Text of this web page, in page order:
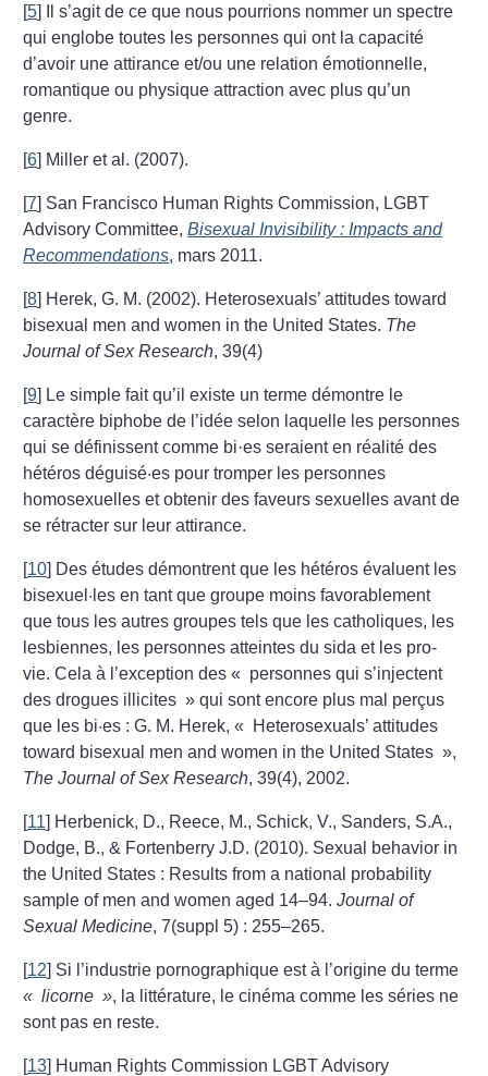
[5]
Il s’agit de ce que nous pourrions nommer un spectre
qui englobe toutes les personnes qui ont la capacité
d’avoir une attirance et/ou une relation émotionnelle,
romantique ou physique attraction avec plus qu’un
genre.
[6] Miller et al. (2007).
[7] San Francisco Human Rights Commission, LGBT
Advisory Committee,Bisexual Invisibility : Impacts and
Recommendations, mars 2011.
[8] Herek, G. M. (2002). Heterosexuals’ attitudes toward
bisexual men and women in the United States. The
Journal of Sex Research, 39(4)
[9] Le simple fait qu’il existe un terme démontre le
caractère biphobe de l’idée selon laquelle les personnes
qui se définissent comme bi·es seraient en réalité des
hétéros déguisé·es pour tromper les personnes
homosexuelles et obtenir des faveurs sexuelles avant de
se rétracter sur leur attirance.
[10] Des études démontrent que les hétéros évaluent les
bisexuel·les en tant que groupe moins favorablement
que tous les autres groupes tels que les catholiques, les
lesbiennes, les personnes atteintes du sida et les pro-
vie. Cela à l’exception des « personnes qui s’injectent
des drogues illicites » qui sont encore plus mal perçus
que les bi·es : G. M. Herek, «
Heterosexuals’ attitudes
toward bisexual men and women in the United States »,
The Journal of Sex Research, 39(4), 2002.
[11] Herbenick, D., Reece, M., Schick, V., Sanders, S.A.,
Dodge, B., & Fortenberry J.D. (2010). Sexual behavior in
the United States : Results from a national probability
sample of men and women aged 14–94.Journal of
Sexual Medicine, 7(suppl 5) : 255–265.
[12] Si l’industrie pornographique est à l’origine du terme
« licorne », la littérature, le cinéma comme les séries ne
sont pas en reste.
[13] Human Rights Commission LGBT Advisory